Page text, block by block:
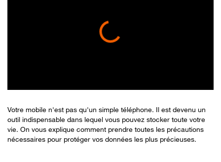
Votre mobile n'est pas qu'un simple téléphone. Il est devenu un
outil indispensable dans lequel vous pouvez stocker toute votre
vie. On vous explique comment prendre toutes les précautions
nécessaires pour protéger vos données les plus précieuses.